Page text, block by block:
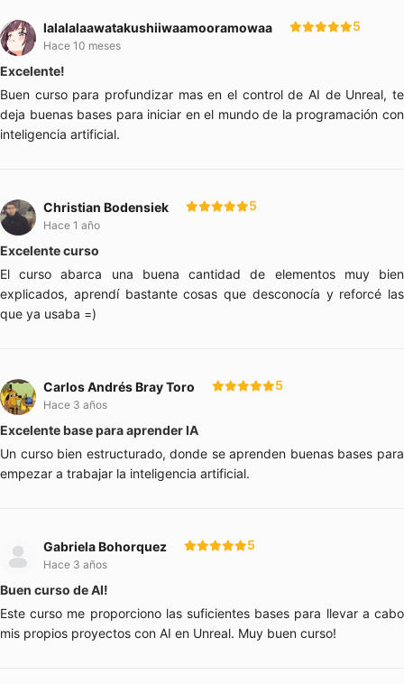
lalalalaawatakushiiwaamooramowaa
Hace 10 meses
5
Excelente!
Buen curso para profundizar mas en el control de AI de Unreal, te
deja buenas bases para iniciar en el mundo de la programación con
inteligencia artificial.
Christian Bodensiek
Hace 1 año
5
Excelente curso
El curso abarca una buena cantidad de elementos muy bien
explicados, aprendí bastante cosas que desconocía y reforcé las
que ya usaba =)
Carlos Andrés Bray Toro
Hace 3 años
5
Excelente base para aprender IA
Un curso bien estructurado, donde se aprenden buenas bases para
empezar a trabajar la inteligencia artificial.
Gabriela Bohorquez
Hace 3 años
5
Buen curso de AI!
Este curso me proporciono las suficientes bases para llevar a cabo
mis propios proyectos con AI en Unreal. Muy buen curso!